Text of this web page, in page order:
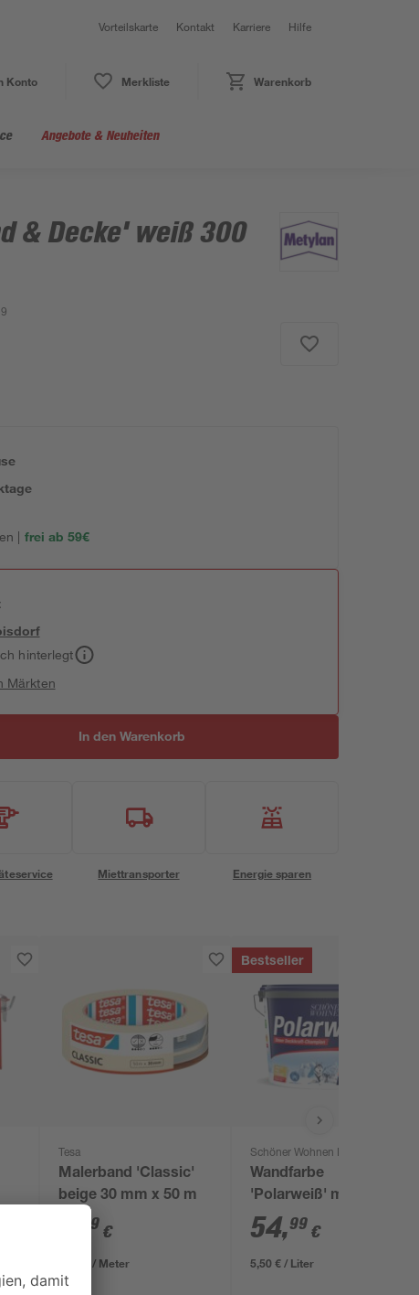
Vorteilskarte Kontakt Karriere Hilfe
Konto Merkliste Warenkorb
Angebote & Neuheiten
& Decke' weiß 300
| frei ab 59€
hinterlegt
Märkten
In den Warenkorb
Miettransporter Energie sparen
Tesa
Malerband 'Classic'
beige 30 mm x 50 m
49 €
0,11 € / Meter
Bestseller
Schöner Wohnen Farbe
Wandfarbe
'Polarweiß' matt 10 l
54,99 €
5,50 € / Liter